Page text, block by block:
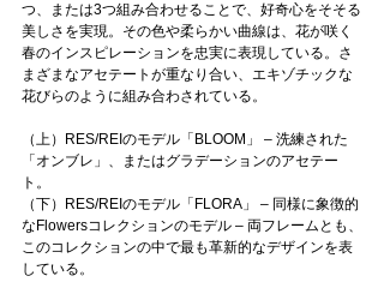
つ、または3つ組み合わせることで、好奇心をそそる
美しさを実現。その色や柔らかい曲線は、花が咲く
春のインスピレーションを忠実に表現している。さ
まざまなアセテートが重なり合い、エキゾチックな
花びらのように組み合わされている。
（上）RES/REIのモデル「BLOOM」 – 洗練された
「オンブレ」、またはグラデーションのアセテー
ト。
（下）RES/REIのモデル「FLORA」 – 同様に象徴的
なFlowersコレクションのモデル – 両フレームとも、
このコレクションの中で最も革新的なデザインを表
している。